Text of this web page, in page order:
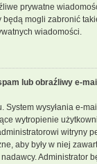
prywatne
będą mogli zabronić
wiadomości.
lub obraźliwy e-
System wysyłania e-
wytropienie
witryny
aby były w niej
Administrator